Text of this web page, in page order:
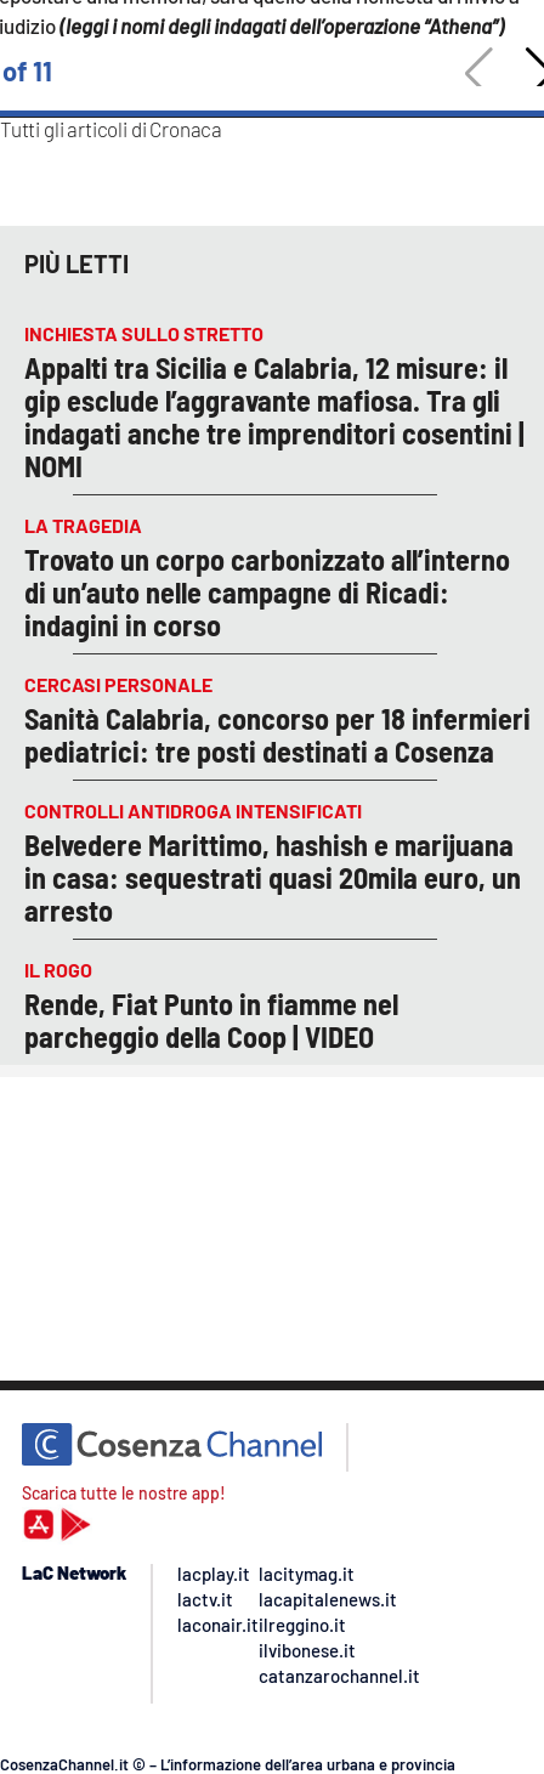
(leggi i nomi degli indagati dell’operazione “Athena”)
11
Tutti gli articoli di Cronaca
PIÙ LETTI
INCHIESTA SULLO STRETTO
Appalti tra Sicilia e Calabria, 12 misure: il
gip esclude l’aggravante mafiosa. Tra gli
indagati anche tre imprenditori cosentini |
NOMI
LA TRAGEDIA
Trovato un corpo carbonizzato all’interno
di un’auto nelle campagne di Ricadi:
indagini in corso
CERCASI PERSONALE
Sanità Calabria, concorso per 18 infermieri
pediatrici: tre posti destinati a Cosenza
CONTROLLI ANTIDROGA INTENSIFICATI
Belvedere Marittimo, hashish e marijuana
in casa: sequestrati quasi 20mila euro, un
arresto
IL ROGO
Rende, Fiat Punto in fiamme nel
parcheggio della Coop | VIDEO
Scarica tutte le nostre app!
LaC Network
lacplay.it
lactv.it
laconair.it
lacitymag.it
lacapitalenews.it
ilreggino.it
ilvibonese.it
catanzarochannel.it
CosenzaChannel.it © – L’informazione dell’area urbana e provincia